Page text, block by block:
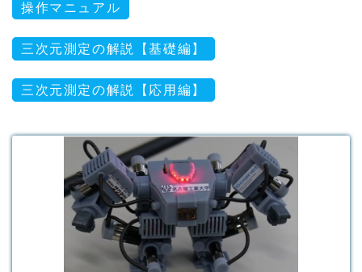
操作マニュアル
三次元測定の解説【基礎編】
三次元測定の解説【応用編】